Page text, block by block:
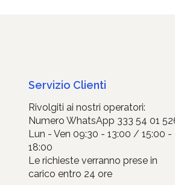
Servizio Clienti
Rivolgiti ai nostri operatori:
Numero WhatsApp 333 54 01
Lun - Ven 09:30 - 13:00 / 15:00 -
18:00
Le richieste verranno prese in
carico entro 24 ore